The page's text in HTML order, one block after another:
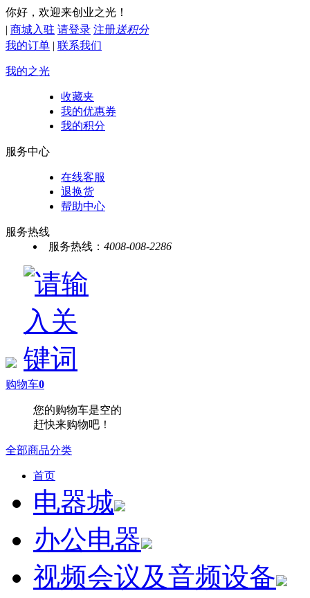
你好，欢迎来创业之光！
| 商城入驻 请登录 注册送积分
我的订单 | 联系我们
我的之光
收藏夹
我的优惠券
我的积分
服务中心
在线客服
退换货
帮助中心
服务热线
服务热线： 4008-008-2286
购物车0
您的购物车是空的
赶快来购物吧！
全部商品分类
首页
电器城
办公电器
视频会议及音频设备